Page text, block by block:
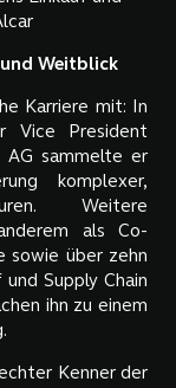
Weitblick
Karriere mit: In
Vice President
AG sammelte er
komplexer,
Weitere
als Co-
sowie über zehn
Supply Chain
ihn zu einem
Kenner der